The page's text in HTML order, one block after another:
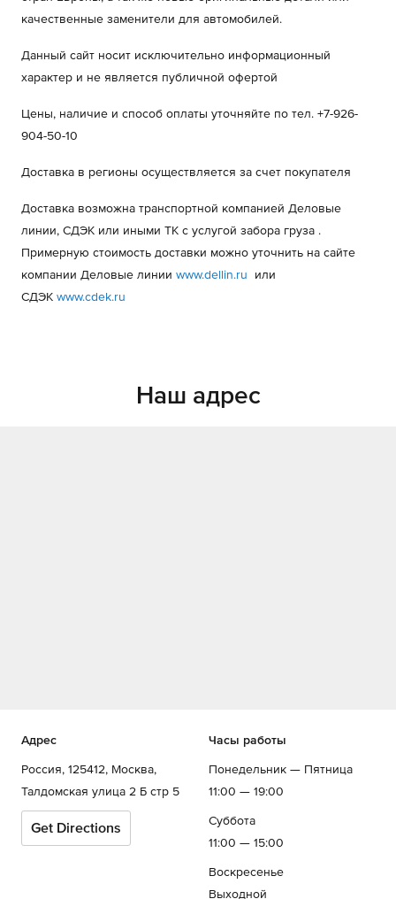
качественные заменители для автомобилей.
Данный сайт носит исключительно информационный
характер и не является публичной офертой
Цены, наличие и способ оплаты уточняйте по тел. +7-926-
904-50-10
Доставка в регионы осуществляется за счет покупателя
Доставка возможна транспортной компанией Деловые
линии, СДЭК или иными ТК с услугой забора груза .
Примерную стоимость доставки можно уточнить на сайте
компании Деловые линии www.dellin.ru или
СДЭК www.cdek.ru
Наш адрес
Адрес
Россия, 125412, Москва,
Талдомская улица 2 Б стр 5
Get Directions
Часы работы
Понедельник — Пятница
11:00 — 19:00
Суббота
11:00 — 15:00
Воскресенье
Выходной